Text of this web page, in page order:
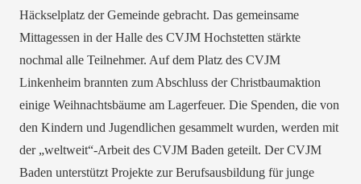
Häckselplatz der Gemeinde gebracht. Das gemeinsame
Mittagessen in der Halle des CVJM Hochstetten stärkte
nochmal alle Teilnehmer. Auf dem Platz des CVJM
Linkenheim brannten zum Abschluss der Christbaumaktion
einige Weihnachtsbäume am Lagerfeuer. Die Spenden, die von
den Kindern und Jugendlichen gesammelt wurden, werden mit
der „weltweit“-Arbeit des CVJM Baden geteilt. Der CVJM
Baden unterstützt Projekte zur Berufsausbildung für junge